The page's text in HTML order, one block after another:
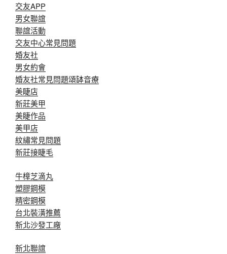
交友APP
男女聯誼
聯誼活動
交友中心常見問題
婚友社
男女約會
婚友社常見問題頌缽音療
美睫店
新莊美甲
美睫作品
美甲店
紋繡常見問題
新莊接睫毛
牛樟芝滴丸
塑膠鋼模
精密鋼模
台北裝潢推薦
新北沙發工廠
新北聯誼